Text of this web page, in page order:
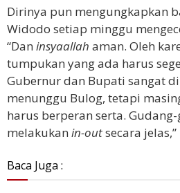
Dirinya pun mengungkapkan
Widodo setiap minggu
“Dan insyaallah aman. Oleh
tumpukan yang ada harus
Gubernur dan Bupati sangat
menunggu Bulog, tetapi
harus berperan serta.
melakukan in-outsecara
Baca Juga :